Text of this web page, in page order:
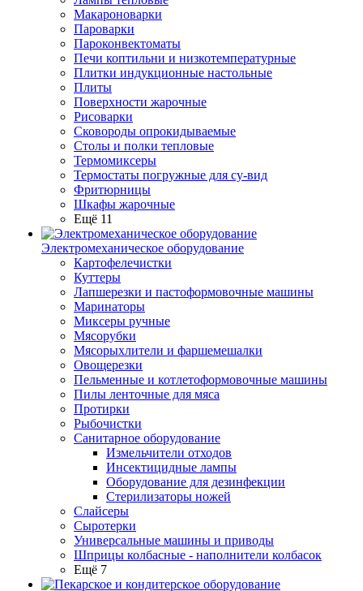
Макароноварки
Пароварки
Пароконвектоматы
Печи коптильни и низкотемпературные
Плитки индукционные настольные
Плиты
Поверхности жарочные
Рисоварки
Сковороды опрокидываемые
Столы и полки тепловые
Термомиксеры
Термостаты погружные для су-вид
Фритюрницы
Шкафы жарочные
Ещё 11
Электромеханическое оборудование
Картофелечистки
Куттеры
Лапшерезки и пастоформовочные машины
Маринаторы
Миксеры ручные
Мясорубки
Мясорыхлители и фаршемешалки
Овощерезки
Пельменные и котлетоформовочные машины
Пилы ленточные для мяса
Протирки
Рыбочистки
Санитарное оборудование
Измельчители отходов
Инсектицидные лампы
Оборудование для дезинфекции
Стерилизаторы ножей
Слайсеры
Сыротерки
Универсальные машины и приводы
Шприцы колбасные - наполнители колбасок
Ещё 7